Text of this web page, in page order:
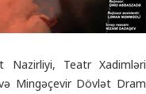
Nazirliyi, Teatr Xadimləri
Mingəçevir Dövlət Dram